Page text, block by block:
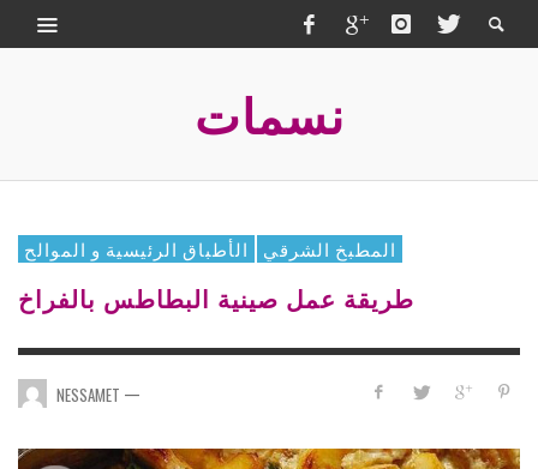
نسمات
الأطباق الرئيسية و الموالح المطبخ الشرقي
طريقة عمل صينية البطاطس بالفراخ
NESSAMET —